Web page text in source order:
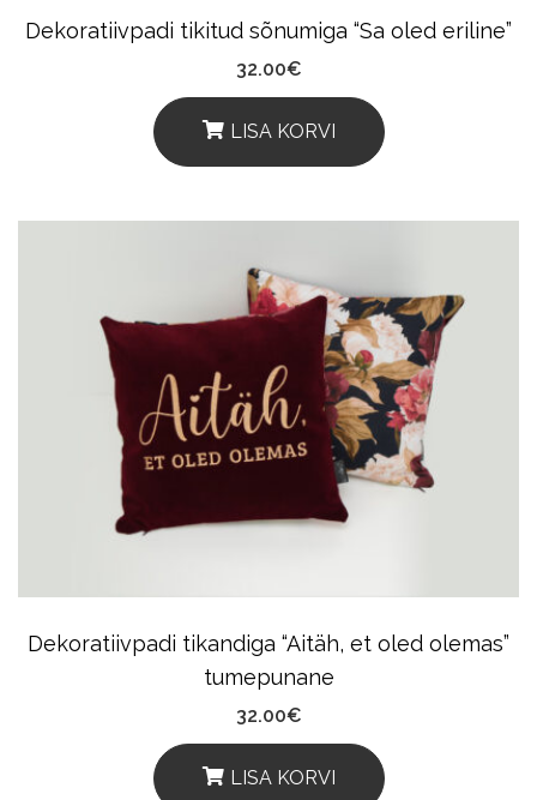
Product
Dekoratiivpadi tikitud sõnumiga “Sa oled eriline”
32.00€
LISA KORVI
Dekoratiivpadi tikandiga “Aitäh, et oled olemas”
tumepunane
32.00€
LISA KORVI